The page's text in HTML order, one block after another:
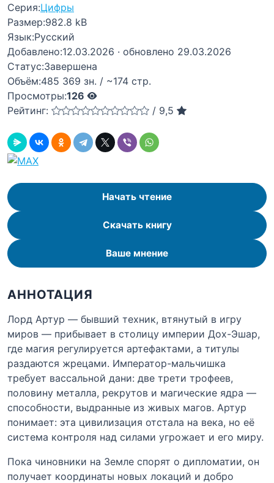
Серия:Цифры
Размер:982.8 kB
Язык:Русский
Добавлено:12.03.2026 · обновлено 29.03.2026
Статус:Завершена
Объём:485 369 зн. / ~174 стр.
Просмотры:126
Рейтинг:
/ 9,5
Начать чтение
Скачать книгу
Ваше мнение
АННОТАЦИЯ
Лорд Артур — бывший техник, втянутый в игру
миров — прибывает в столицу империи Дох-Эшар,
где магия регулируется артефактами, а титулы
раздаются жрецами. Император-мальчишка
требует вассальной дани: две трети трофеев,
половину металла, рекрутов и магические ядра —
способности, выдранные из живых магов. Артур
понимает: эта цивилизация отстала на века, но её
система контроля над силами угрожает и его миру.
Пока чиновники на Земле спорят о дипломатии, он
получает координаты новых локаций и добро